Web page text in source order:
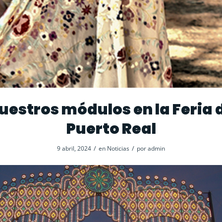
módulos en la Feria
Puerto Real
9 abril, 2024 / en Noticias / poradmin